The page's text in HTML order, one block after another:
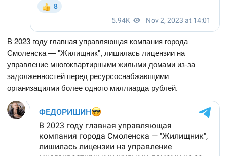
В 2023 году главная управляющая компания города
Смоленска — "Жилищник", лишилась лицензии на
управление многоквартирными жилыми домами из-за
задолженностей перед ресурсоснабжающими
организациями более одного миллиарда рублей.